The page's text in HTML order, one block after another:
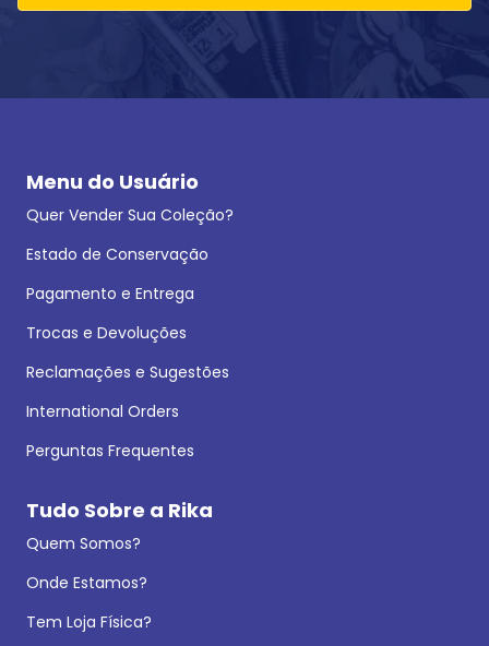
Menu do Usuário
Quer Vender Sua Coleção?
Estado de Conservação
Pagamento e Entrega
Trocas e Devoluções
Reclamações e Sugestões
International Orders
Perguntas Frequentes
Tudo Sobre a Rika
Quem Somos?
Onde Estamos?
Tem Loja Física?